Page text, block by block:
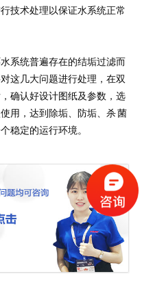
技术处理以保证水系统正常
系统普遍存在的结垢过滤而
这几大问题进行处理，在双
确认好设计图纸及参数，选
用，达到除垢、防垢、杀 菌
稳定的运行环境。